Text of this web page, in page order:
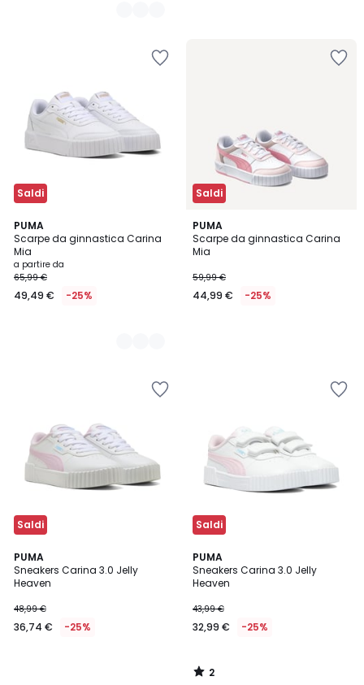
Saldi
PUMA
Scarpe da ginnastica Carina
Mia
a partire da
65,99 €
49,49 € -25%
2
Colori
Saldi
PUMA
Scarpe da ginnastica Carina
Mia
59,99 €
44,99 € -25%
Saldi
PUMA
Sneakers Carina 3.0 Jelly
Heaven
48,99 €
36,74 € -25%
Saldi
PUMA
Sneakers Carina 3.0 Jelly
Heaven
43,99 €
32,99 € -25%
2
/
5
2
/